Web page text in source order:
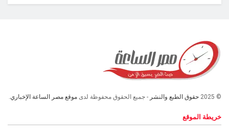
© 2025 حقوق الطبع والنشر - جميع الحقوق محفوظة لدى موقع مصر الساعة الإخباري.
خريطة الموقع